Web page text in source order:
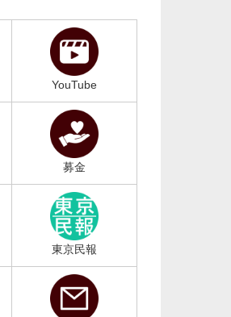
YouTube
募金
東京民報